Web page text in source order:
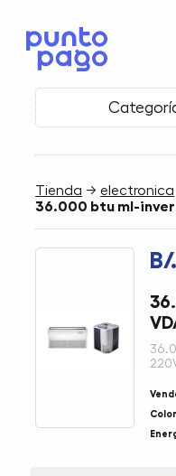
Tienda →electronica
36.000 btu ml-
B/